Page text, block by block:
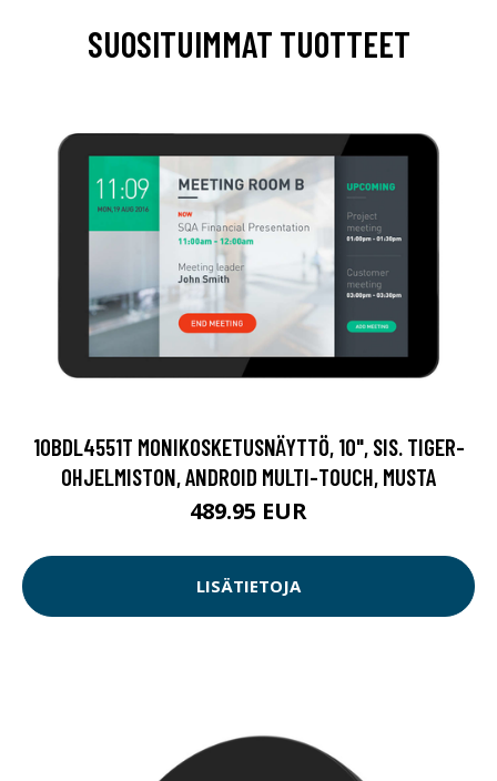
SUOSITUIMMAT TUOTTEET
10BDL4551T MONIKOSKETUSNÄYTTÖ, 10", SIS. TIGER-
OHJELMISTON, ANDROID MULTI-TOUCH, MUSTA
489.95 EUR
LISÄTIETOJA